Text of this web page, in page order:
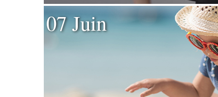
07 Juin